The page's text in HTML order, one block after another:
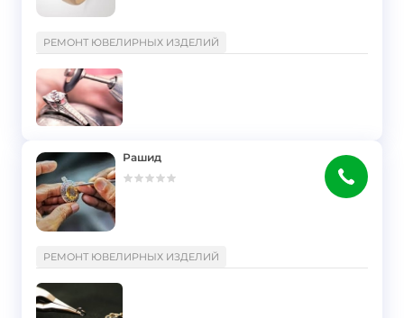
РЕМОНТ ЮВЕЛИРНЫХ ИЗДЕЛИЙ
Рашид
РЕМОНТ ЮВЕЛИРНЫХ ИЗДЕЛИЙ